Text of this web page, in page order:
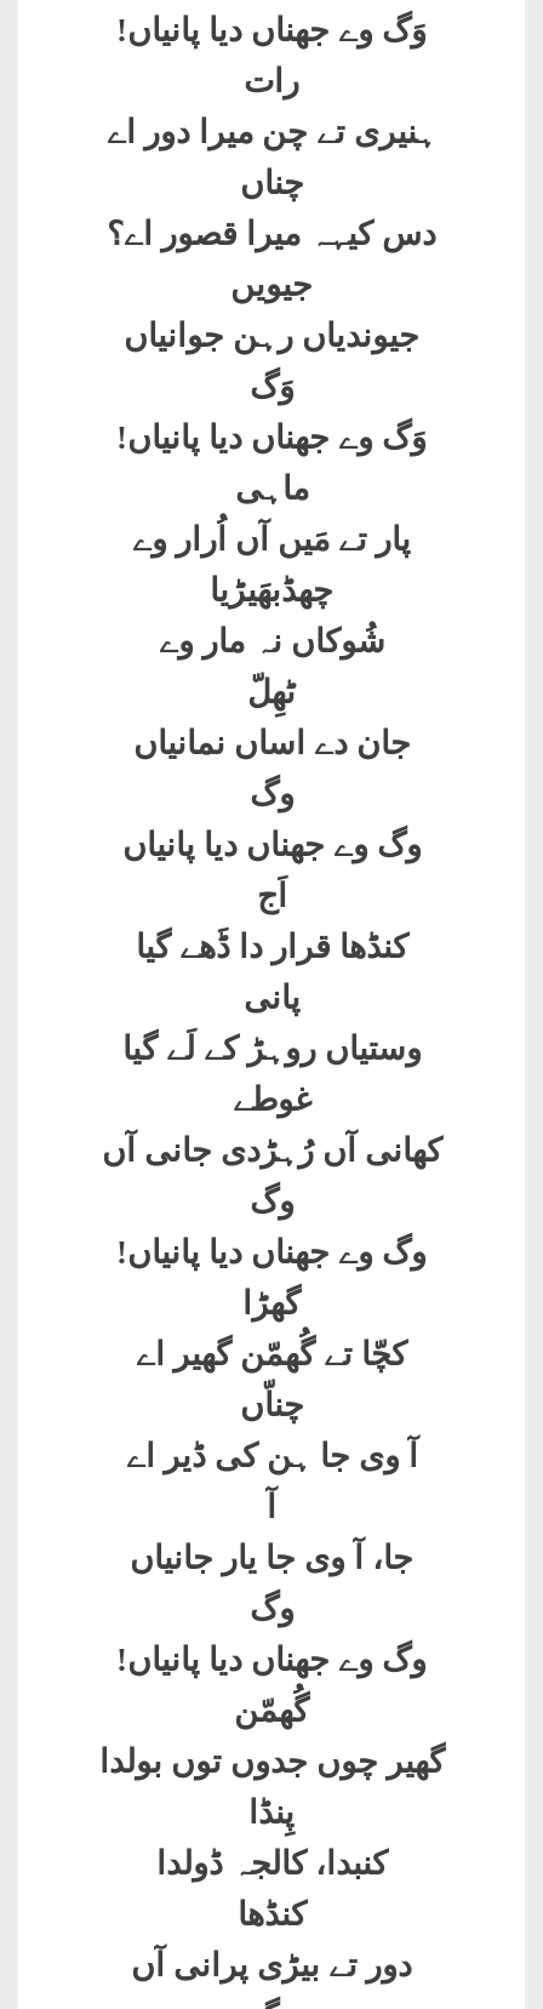
وَگ وے جھناں دیا پانیاں!
رات
ہنیری تے چن میرا دور اے
چناں
دس کیہہ میرا قصور اے؟
جیویں
جیوندیاں رہن جوانیاں
وَگ
وَگ وے جھناں دیا پانیاں!
ماہی
پار تے مَیں آں اُرار وے
چھڈبھَیڑیا
شُوکاں نہ مار وے
ٹھِلّ
جان دے اساں نمانیاں
وگ
وگ وے جھناں دیا پانیاں
اَج
کنڈھا قرار دا ڈَھے گیا
پانی
وستیاں روہڑ کے لَے گیا
غوطے
کھانی آں رُہڑدی جانی آں
وگ
وگ وے جھناں دیا پانیاں!
گھڑا
کچّا تے گُھمّن گھیر اے
چناّں
آ وی جا ہن کی ڈیر اے
جا، آ وی جا یار جانیاں
وگ
وگ وے جھناں دیا پانیاں!
گُھمّن
گھیر چوں جدوں توں بولدا
پِنڈا
کنبدا، کالجہ ڈولدا
کنڈھا
دور تے بیڑی پرانی آں